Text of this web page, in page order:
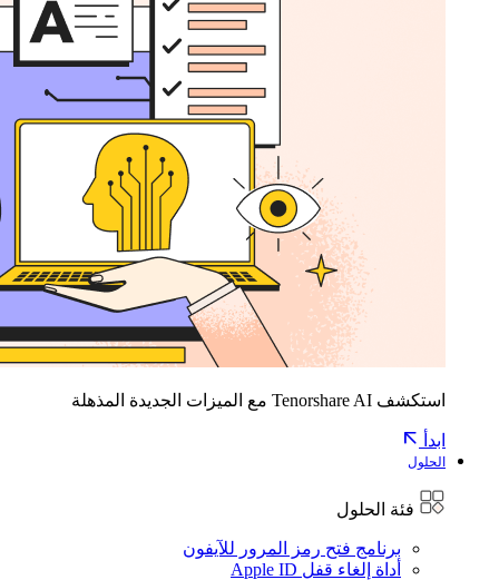
استكشف Tenorshare AI مع الميزات الجديدة المذهلة
ابدأ
الحلول
فئة الحلول
برنامج فتح رمز المرور للآيفون
أداة إلغاء قفل Apple ID